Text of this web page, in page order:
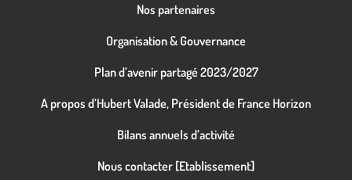
Nos partenaires
Organisation & Gouvernance
Plan d’avenir partagé 2023/2027
A propos d’Hubert Valade, Président de France Horizon
Bilans annuels d’activité
Nous contacter [Etablissement]